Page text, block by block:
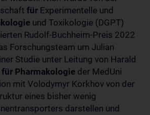
für Experimentelle und
und Toxikologie (DGPT)
Rudolf-Buchheim-Preis 2022
Forschungsteam um Julian
Studie unter Leitung von Harald
für Pharmakologie der MedUni
mit Volodymyr Korkhov von der
eines bisher wenig
darstellen und